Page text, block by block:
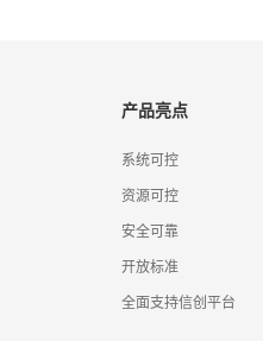
产品亮点
系统可控
资源可控
安全可靠
开放标准
全面支持信创平台